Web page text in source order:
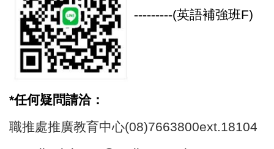
---------(英語補強班F)
*任何疑問請洽：
職推處推廣教育中心(08)7663800ext.18104